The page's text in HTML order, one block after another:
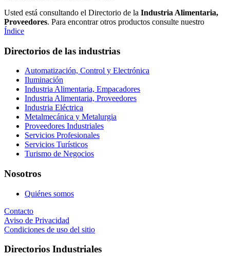
Usted está consultando el Directorio de la Industria Alimentaria,
Proveedores. Para encontrar otros productos consulte nuestro
Índice
Directorios de las industrias
Automatización, Control y Electrónica
Iluminación
Industria Alimentaria, Empacadores
Industria Alimentaria, Proveedores
Industria Eléctrica
Metalmecánica y Metalurgia
Proveedores Industriales
Servicios Profesionales
Servicios Turísticos
Turismo de Negocios
Nosotros
Quiénes somos
Contacto
Aviso de Privacidad
Condiciones de uso del sitio
Directorios Industriales